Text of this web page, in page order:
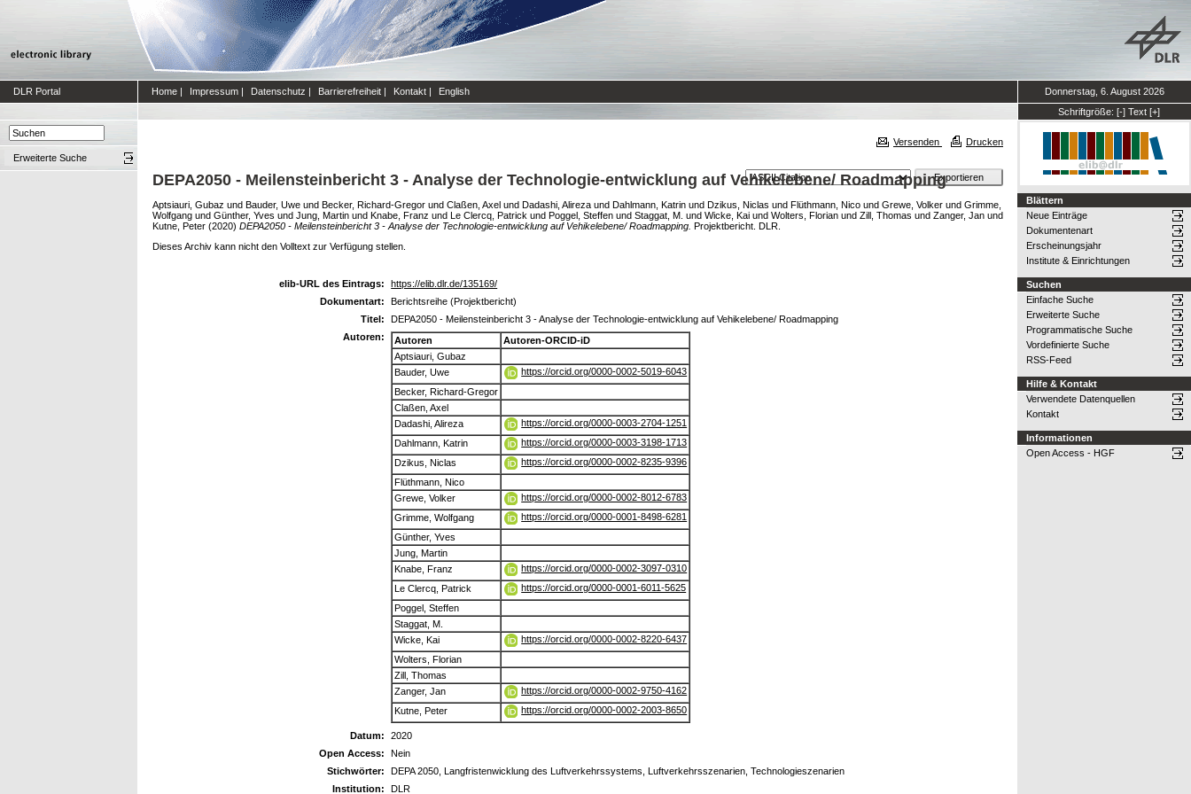
DLR Portal Home | Impressum | Datenschutz | Barrierefreiheit | Kontakt | English
Donnerstag, 6. August 2026
Schriftgröße: [-] Text [+]
Erweiterte Suche
Versenden Drucken
DEPA2050 - Meilensteinbericht 3 - Analyse der Technologie-entwicklung auf Vehikelebene/ Roadmapping
Aptsiauri, Gubaz und Bauder, Uwe und Becker, Richard-Gregor und Claßen, Axel und Dadashi, Alireza und Dahlmann, Katrin und Dzikus, Niclas und Flüthmann, Nico und Grewe, Volker und Grimme,
Wolfgang und Günther, Yves und Jung, Martin und Knabe, Franz und Le Clercq, Patrick und Poggel, Steffen und Staggat, M. und Wicke, Kai und Wolters, Florian und Zill, Thomas und Zanger, Jan und
Kutne, Peter (2020) DEPA2050 - Meilensteinbericht 3 - Analyse der Technologie-entwicklung auf Vehikelebene/ Roadmapping. Projektbericht. DLR.
Dieses Archiv kann nicht den Volltext zur Verfügung stellen.
elib-URL des Eintrags:
https://elib.dlr.de/135169/
Dokumentart:
Berichtsreihe (Projektbericht)
Titel:
DEPA2050 - Meilensteinbericht 3 - Analyse der Technologie-entwicklung auf Vehikelebene/ Roadmapping
Autoren:
Autoren
Autoren-ORCID-iD
Aptsiauri, Gubaz
Bauder, Uwe
https://orcid.org/0000-0002-5019-6043
Becker, Richard-Gregor
Claßen, Axel
Dadashi, Alireza
https://orcid.org/0000-0003-2704-1251
Dahlmann, Katrin
https://orcid.org/0000-0003-3198-1713
Dzikus, Niclas
https://orcid.org/0000-0002-8235-9396
Flüthmann, Nico
Grewe, Volker
https://orcid.org/0000-0002-8012-6783
Grimme, Wolfgang
https://orcid.org/0000-0001-8498-6281
Günther, Yves
Jung, Martin
Knabe, Franz
https://orcid.org/0000-0002-3097-0310
Le Clercq, Patrick
https://orcid.org/0000-0001-6011-5625
Poggel, Steffen
Staggat, M.
Wicke, Kai
https://orcid.org/0000-0002-8220-6437
Wolters, Florian
Zill, Thomas
Zanger, Jan
https://orcid.org/0000-0002-9750-4162
Kutne, Peter
https://orcid.org/0000-0002-2003-8650
Datum:
2020
Open Access:
Nein
Stichwörter:
DEPA 2050, Langfristenwicklung des Luftverkehrssystems, Luftverkehrsszenarien, Technologieszenarien
Institution:
DLR
Blättern
Neue Einträge
Dokumentenart
Erscheinungsjahr
Institute & Einrichtungen
Suchen
Einfache Suche
Erweiterte Suche
Programmatische Suche
Vordefinierte Suche
RSS-Feed
Hilfe & Kontakt
Verwendete Datenquellen
Kontakt
Informationen
Open Access - HGF